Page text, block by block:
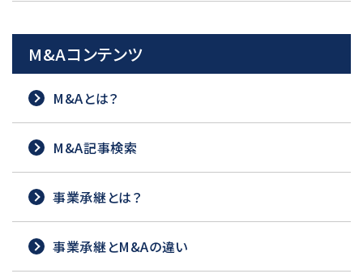
M&Aコンテンツ
M&Aとは？
M&A記事検索
事業承継とは？
事業承継とM&Aの違い